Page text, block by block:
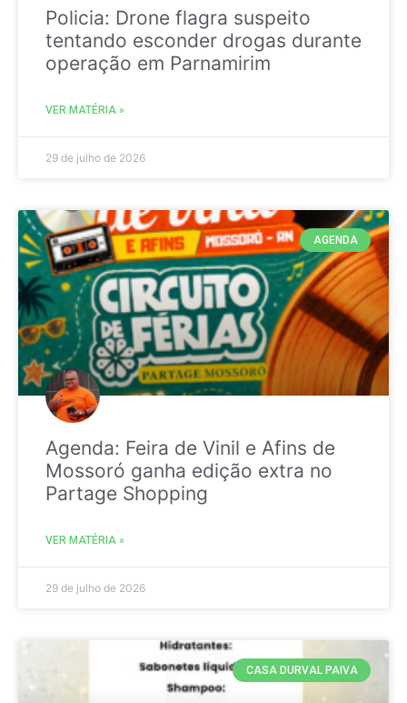
Policia: Drone flagra suspeito
tentando esconder drogas durante
operação em Parnamirim
VER MATÉRIA »
29 de julho de 2026
AGENDA
Agenda: Feira de Vinil e Afins de
Mossoró ganha edição extra no
Partage Shopping
VER MATÉRIA »
29 de julho de 2026
CASA DURVAL PAIVA